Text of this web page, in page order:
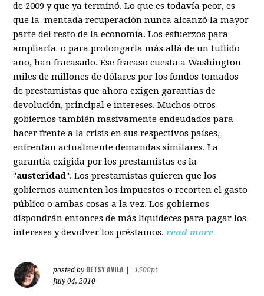
de 2009 y que ya terminó. Lo que es todavía peor, es
que la mentada recuperación nunca alcanzó la mayor
parte del resto de la economía. Los esfuerzos para
ampliarla o para prolongarla más allá de un tullido
año, han fracasado. Ese fracaso cuesta a Washington
miles de millones de dólares por los fondos tomados
de prestamistas que ahora exigen garantías de
devolución, principal e intereses. Muchos otros
gobiernos también masivamente endeudados para
hacer frente a la crisis en sus respectivos países,
enfrentan actualmente demandas similares. La
garantía exigida por los prestamistas es la
"austeridad". Los prestamistas quieren que los
gobiernos aumenten los impuestos o recorten el gasto
público o ambas cosas a la vez. Los gobiernos
dispondrán entonces de más liquideces para pagar los
intereses y devolver los préstamos. read more
posted by BETSY AVILA
1500pt
July 04, 2010